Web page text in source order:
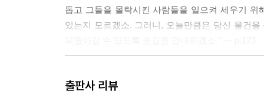
돕고 그들을 몰락시킨 사람들을 일으켜 세우기
있는지 모르겠소. 그러니, 오늘만큼은 당신 물건
당신들의 그 수도원에서 안락하게 누워 있는데 만
출판사 리뷰